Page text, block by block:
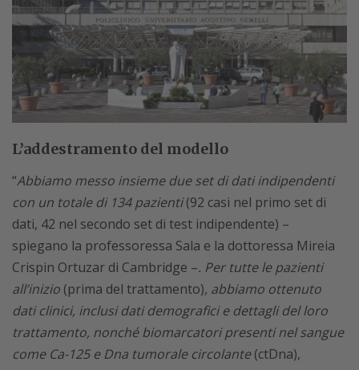
L’addestramento del modello
“Abbiamo messo insieme due set di dati indipendenti
con un totale di 134 pazienti(92 casi nel primo set di
dati, 42 nel secondo set di test indipendente) –
spiegano la professoressa Sala e la dottoressa Mireia
Crispin Ortuzar di Cambridge –. Per tutte le pazienti
all’inizio (prima del trattamento), abbiamo ottenuto
dati clinici, inclusi dati demografici e dettagli del loro
trattamento, nonché biomarcatori presenti nel sangue
come Ca-125 e Dna tumorale circolante(ctDna),